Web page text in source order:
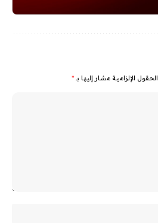
الحقول الإلزامية مشار إليها بـ *